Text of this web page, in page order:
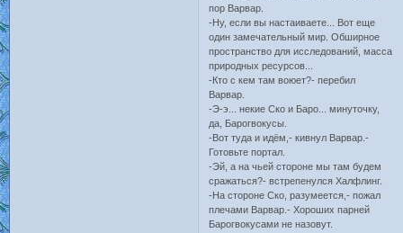
пор Варвар.
-Ну, если вы настаиваете... Вот еще
один замечательный мир. Обширное
пространство для исследований, масса
природных ресурсов...
-Кто с кем там воюет?- перебил
Варвар.
-Э-э... некие Ско и Баро... минуточку,
да, Барогвокусы.
-Вот туда и идём,- кивнул Варвар.-
Готовьте портал.
-Эй, а на чьей стороне мы там будем
сражаться?- встрепенулся Халфлинг.
-На стороне Ско, разумеется,- пожал
плечами Варвар.- Хороших парней
Барогвокусами не назовут.